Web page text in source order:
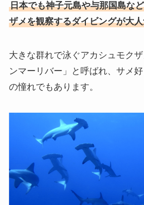
日本でも神子元島や与那国島な
ザメを観察するダイビングが大
大きな群れで泳ぐアカシュモク
ンマーリバー」と呼ばれ、サメ
の憧れでもあります。